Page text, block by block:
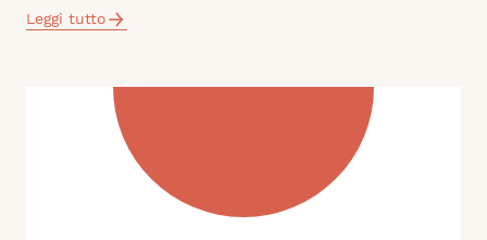
Leggi tutto